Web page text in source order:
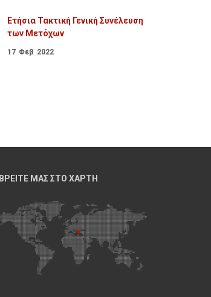
Ετήσια Τακτική Γενική Συνέλευση
των Μετόχων
17 Φεβ 2022
ΒΡΕΙΤΕ ΜΑΣ ΣΤΟ ΧΑΡΤΗ